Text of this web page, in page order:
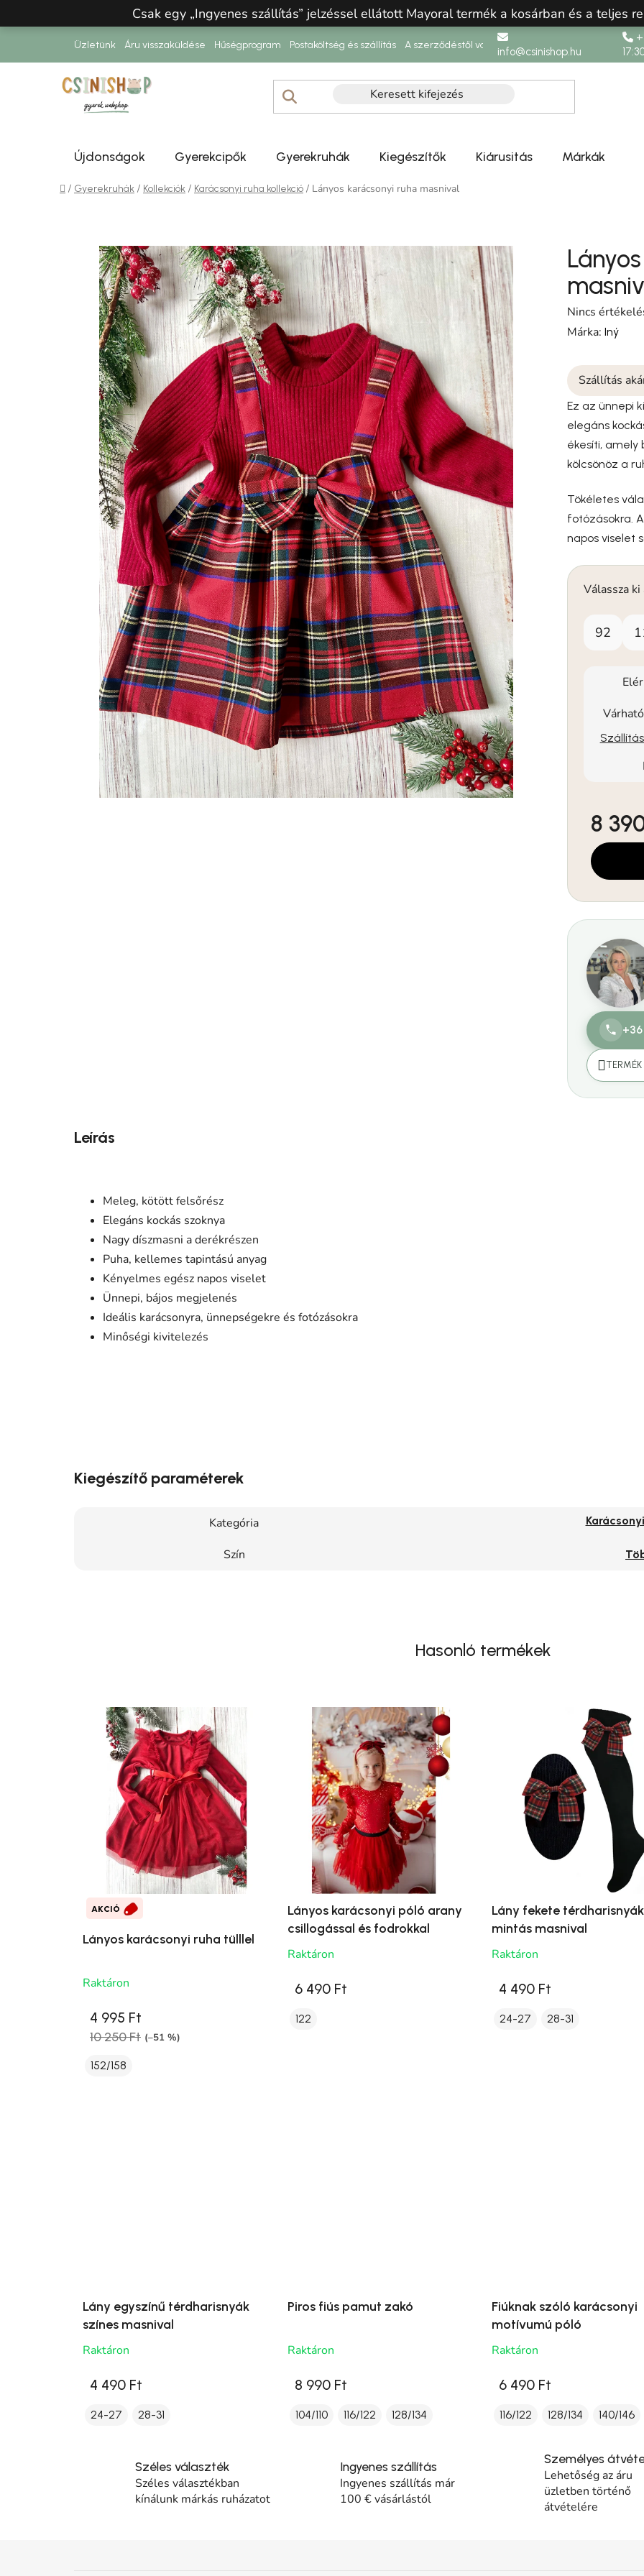
Csak egy „Ingyenes szállítás” jelzéssel ellátott Mayoral termék a kosárban és a teljes
Üzletünk Áru visszaküldése Hűségprogram Postaköltség és szállítás A szerződéstől való elállásinfo@csinishop.hu
Újdonságok Gyerekcipők Gyerekruhák Kiegészítők Kiárusitás Márkák
Kezdőlap
/ Gyerekruhák / Kollekciók / Karácsonyi ruha kollekció / Lányos karácsonyi ruha masnival
A termék
Nincs
Márka:Iný
Szállítás
Ez az ünnepi
elegáns
ékesíti, amely
kölcsönöz a
Tökéletes
fotózásokra.
napos viselet
Válassza
92
8
Egységár:
TERMÉK
Leírás
Meleg, kötött felsőrész
Elegáns kockás szoknya
Nagy díszmasni a derékrészen
Puha, kellemes tapintású anyag
Kényelmes egész napos viselet
Ünnepi, bájos megjelenés
Ideális karácsonyra, ünnepségekre és fotózásokra
Minőségi kivitelezés
Kiegészítő paraméterek
Kategória
Szín
Hasonló termékek
AKCIÓ
Lányos karácsonyi ruha tülllel
Raktáron
4 995 Ft
10 250 Ft (–51 %)
152/158
Lányos karácsonyi póló arany
csillogással és fodrokkal
Raktáron
6 490 Ft
122
Lány fekete térdharisnyák
mintás masnival
Raktáron
4 490 Ft
24-27 28-31
Lány egyszínű térdharisnyák
színes masnival
Raktáron
4 490 Ft
24-27 28-31
Piros fiús pamut zakó
Raktáron
8 990 Ft
104/110 116/122 128/134
Fiúknak szóló karácsonyi
motívumú póló
Raktáron
6 490 Ft
116/122 128/134 140/146
Széles választék
Széles választékban
kínálunk márkás ruházatot
Ingyenes szállítás
Ingyenes szállítás már
100 € vásárlástól
Személyes
Lehetőség az áru
üzletben történő
átvételére